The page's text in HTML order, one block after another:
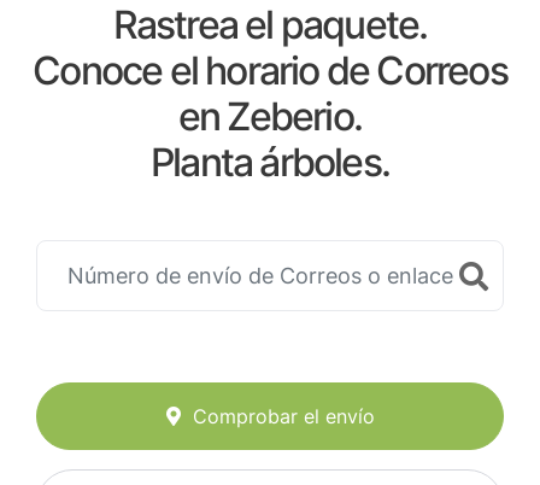
Rastrea el paquete.
Conoce el horario de Correos
en Zeberio.
Planta árboles.
Comprobar el envío